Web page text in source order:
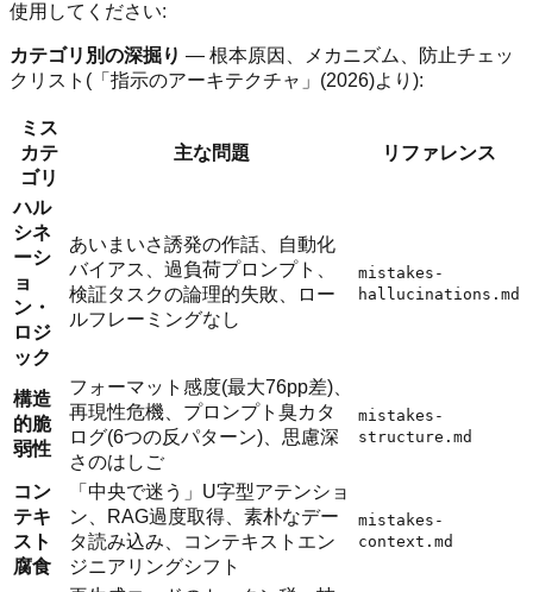
使用してください:
カテゴリ別の深掘り — 根本原因、メカニズム、防止チェッ
クリスト(「指示のアーキテクチャ」(2026)より):
ミス
カテ
ゴリ
主な問題 リファレンス
ハル
シネ
ーシ
ョ
ン・
ロジ
ック
あいまいさ誘発の作話、自動化
バイアス、過負荷プロンプト、
検証タスクの論理的失敗、ロー
ルフレーミングなし
mistakes-
hallucinations.md
構造
的脆
弱性
フォーマット感度(最大76pp差)、
再現性危機、プロンプト臭カタ
ログ(6つの反パターン)、思慮深
さのはしご
mistakes-
structure.md
コン
テキ
スト
腐食
「中央で迷う」U字型アテンショ
ン、RAG過度取得、素朴なデー
タ読み込み、コンテキストエン
ジニアリングシフト
mistakes-
context.md